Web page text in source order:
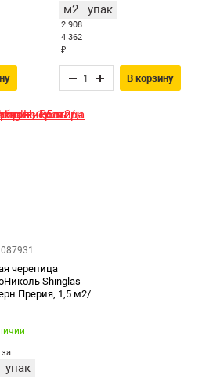
м2 упак
2 908
4 362
₽
В корзину
черепица
Shinglas
Прерия, 1,5 м2/
упак